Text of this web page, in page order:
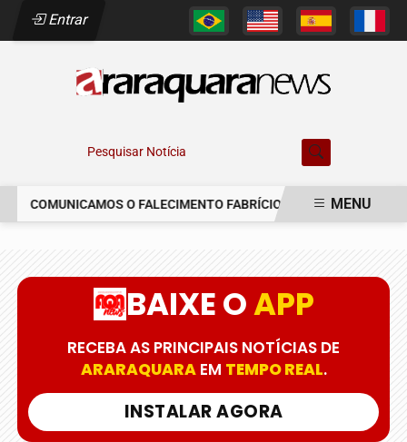
Entrar
Pesquisar Notícia
COMUNICAMOS O FALECIMENTO FABRÍCIO AUGUSTO FERREIRA
MENU
BAIXE OAPP
RECEBA AS PRINCIPAIS NOTÍCIAS DE
ARARAQUARAEM TEMPO REAL.
INSTALAR AGORA